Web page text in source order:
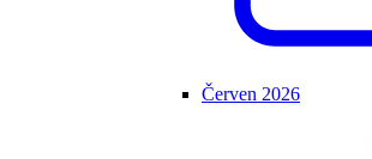
Červen 2026